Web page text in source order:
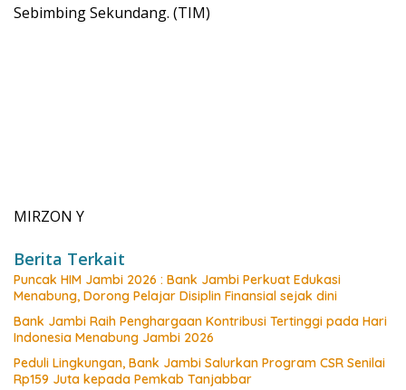
Sebimbing Sekundang. (TIM)
MIRZON Y
Berita Terkait
Puncak HIM Jambi 2026 : Bank Jambi Perkuat Edukasi
Menabung, Dorong Pelajar Disiplin Finansial sejak dini
Bank Jambi Raih Penghargaan Kontribusi Tertinggi pada Hari
Indonesia Menabung Jambi 2026
Peduli Lingkungan, Bank Jambi Salurkan Program CSR Senilai
Rp159 Juta kepada Pemkab Tanjabbar